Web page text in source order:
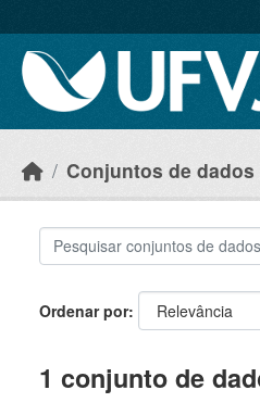
Conjuntos de dados
Ordenar por
1 conjunto de